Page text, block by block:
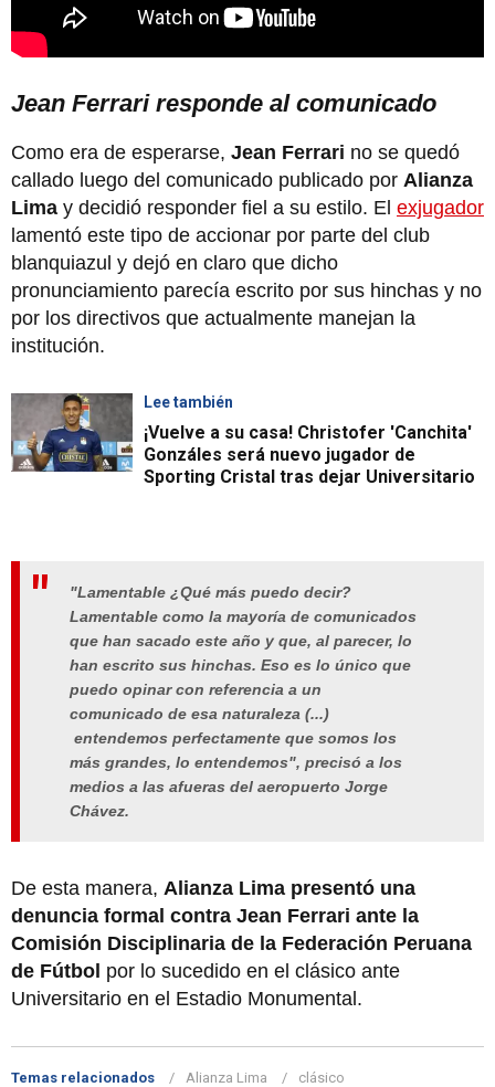
Jean Ferrari responde al comunicado
Como era de esperarse, Jean Ferrari no se quedó
callado luego del comunicado publicado por Alianza
Lima y decidió responder fiel a su estilo. El exjugador
lamentó este tipo de accionar por parte del club
blanquiazul y dejó en claro que dicho
pronunciamiento parecía escrito por sus hinchas y no
por los directivos que actualmente manejan la
institución.
Lee también
¡Vuelve a su casa! Christofer 'Canchita'
Gonzáles será nuevo jugador de
Sporting Cristal tras dejar Universitario
"Lamentable ¿Qué más puedo decir?
Lamentable como la mayoría de comunicados
que han sacado este año y que, al parecer, lo
han escrito sus hinchas. Eso es lo único que
puedo opinar con referencia a un
comunicado de esa naturaleza (...)
entendemos perfectamente que somos los
más grandes, lo entendemos", precisó a los
medios a las afueras del aeropuerto Jorge
Chávez.
De esta manera, Alianza Lima presentó una
denuncia formal contra Jean Ferrari ante la
Comisión Disciplinaria de la Federación Peruana
de Fútbol por lo sucedido en el clásico ante
Universitario en el Estadio Monumental.
Temas relacionados Alianza Lima
clásico